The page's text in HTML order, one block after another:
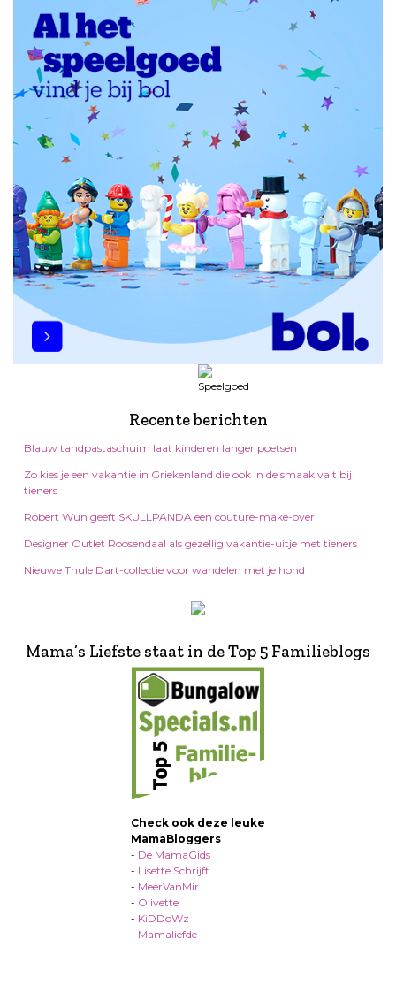
Recente berichten
Blauw tandpastaschuim laat kinderen langer poetsen
Zo kies je een vakantie in Griekenland die ook in de smaak valt bij
tieners
Robert Wun geeft SKULLPANDA een couture-make-over
Designer Outlet Roosendaal als gezellig vakantie-uitje met tieners
Nieuwe Thule Dart-collectie voor wandelen met je hond
Mama’s Liefste staat in de Top 5 Familieblogs
Check ook deze leuke
MamaBloggers
- De MamaGids
- Lisette Schrijft
- MeerVanMir
- Olivette
- KiDDoWz
- Mamaliefde